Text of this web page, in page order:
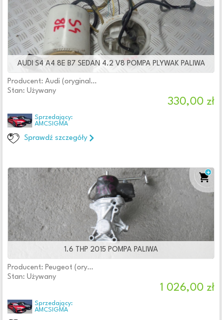
AUDI S4 A4 8E B7 SEDAN 4.2 V8 POMPA PLYWAK PALIWA
Producent: Audi (oryginalne OE)
Stan: Używany
330,00 zł
Sprzedający:
AMCSIGMA
Sprawdź szczegóły
1.6 THP 2015 POMPA PALIWA
Producent: Peugeot (oryginalne OE)
Stan: Używany
1 026,00 zł
Sprzedający:
AMCSIGMA